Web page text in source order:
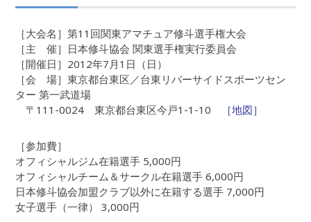
［大会名］第11回関東アマチュア修斗選手権大会
［主 催］日本修斗協会 関東選手権実行委員会
［開催日］2012年7月1日（日）
［会 場］東京都台東区／台東リバーサイドスポーツセン
ター 第一武道場
〒111-0024 東京都台東区今戸1-1-10
［地図］
［参加費］
オフィシャルジム在籍選手 5,000円
オフィシャルチーム＆サークル在籍選手 6,000円
日本修斗協会加盟クラブ以外に在籍する選手 7,000円
女子選手（一律） 3,000円